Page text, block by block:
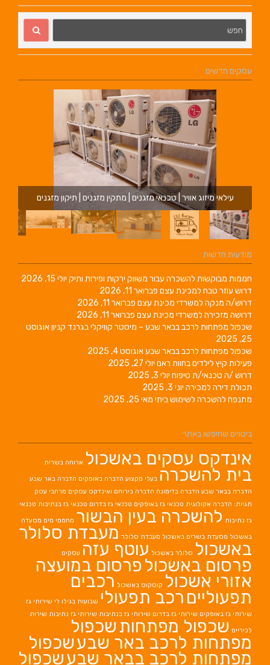
עסקים חדשים
עילאי מיזוג אוויר | טכנאי מזגנים | מתקין מזגנים | תיקון מזגנים
מודעות חדשות
חממות מבוקשות להשכרה עבור משווק ירקות ופירות ותיק יולי 15, 2026
דרוש עוזר טבח למכינת עצם פברואר 11, 2026
דרוש/ה מנקה למשרדי מכינת עצם פברואר 11, 2026
דרושה מזכירה למשרדי מכינת עצם פברואר 11, 2026
שכפול מפתחות לרכב בבאר שבע – מיסטר קוויקלי בגרנד קניוןאוגוסט
25, 2025
שכפול מפתחות לרכב בבאר שבעאוגוסט 4, 2025
פעילות קיץ לילדים בחוות ראם יולי 27, 2025
דרוש /ה טכנאי/ת טיפוח יולי 3, 2025
תכולת דירה למכירה יוני 3, 2025
מתנפח להשכרה לשימוש ביתי מאי 25, 2025
ביטויים שחיפשו באתר
אינדקס עסקים באשכול ארוחה בשרית
בית להשכרה בעלי מקצוע הדברה באופקים הדברה באר שבע
הדברה בבאר שבע הדברה בדימונה הדברה בירוחם ואינדקס עסקים מרחבי עסק
תגיות: הדברה אקולוגית טכנאי גז באופקים טכנאי גז בדרום טכנאי גז בנתיבות טכנאי
גז נתיבות להשכרה בעין הבשור מחממי מים מסעדה
באשכול מסעדת בשרים באשכול מעבדת סלולר מעבדת סלולר
באשכול סלולר באשכול עוטף עזה עסקים
פרסום באשכול פרסום במועצה
אזורי אשכול קוסקוס באשכול רכבים
תפעוליים רכב תפעולי שבועות בגילו לי שירותי גז
שירותי גז באופקים שירותי גז בדרום שירותי גז בנתיבות שירותי גז נתיבות שירות
לכיריים שכפול מפתחות שכפול
מפתחות לרכב באר שבעשכפול
מפתחות לרכב בבאר שבעשכפול